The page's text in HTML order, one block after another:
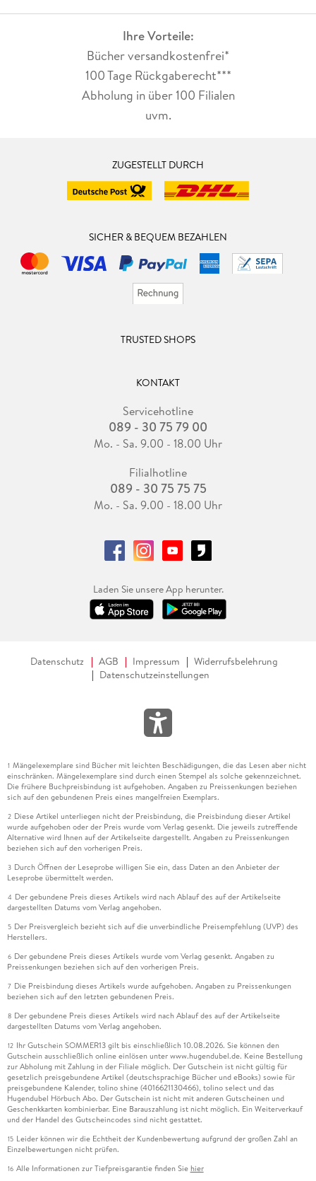
Ihre Vorteile:
Bücher versandkostenfrei*
100 Tage Rückgaberecht***
Abholung in über 100 Filialen
uvm.
ZUGESTELLT DURCH
SICHER & BEQUEM BEZAHLEN
TRUSTED SHOPS
KONTAKT
Servicehotline
089 - 30 75 79 00
Mo. - Sa. 9.00 - 18.00 Uhr
Filialhotline
089 - 30 75 75 75
Mo. - Sa. 9.00 - 18.00 Uhr
Laden Sie unsere App herunter.
Datenschutz AGB Impressum
Widerrufsbelehrung
Datenschutzeinstellungen
1 Mängelexemplare sind Bücher mit leichten Beschädigungen, die das Lesen aber nicht
einschränken. Mängelexemplare sind durch einen Stempel als solche gekennzeichnet.
Die frühere Buchpreisbindung ist aufgehoben. Angaben zu Preissenkungen beziehen
sich auf den gebundenen Preis eines mangelfreien Exemplars.
2 Diese Artikel unterliegen nicht der Preisbindung, die Preisbindung dieser Artikel
wurde aufgehoben oder der Preis wurde vom Verlag gesenkt. Die jeweils zutreffende
Alternative wird Ihnen auf der Artikelseite dargestellt. Angaben zu Preissenkungen
beziehen sich auf den vorherigen Preis.
3 Durch Öffnen der Leseprobe willigen Sie ein, dass Daten an den Anbieter der
Leseprobe übermittelt werden.
4 Der gebundene Preis dieses Artikels wird nach Ablauf des auf der Artikelseite
dargestellten Datums vom Verlag angehoben.
5 Der Preisvergleich bezieht sich auf die unverbindliche Preisempfehlung (UVP) des
Herstellers.
6 Der gebundene Preis dieses Artikels wurde vom Verlag gesenkt. Angaben zu
Preissenkungen beziehen sich auf den vorherigen Preis.
7 Die Preisbindung dieses Artikels wurde aufgehoben. Angaben zu Preissenkungen
beziehen sich auf den letzten gebundenen Preis.
8 Der gebundene Preis dieses Artikels wird nach Ablauf des auf der Artikelseite
dargestellten Datums vom Verlag angehoben.
12 Ihr Gutschein SOMMER13 gilt bis einschließlich 10.08.2026. Sie können den
Gutschein ausschließlich online einlösen unter www.hugendubel.de. Keine Bestellung
zur Abholung mit Zahlung in der Filiale möglich. Der Gutschein ist nicht gültig für
gesetzlich preisgebundene Artikel (deutschsprachige Bücher und eBooks) sowie für
preisgebundene Kalender, tolino shine (4016621130466), tolino select und das
Hugendubel Hörbuch Abo. Der Gutschein ist nicht mit anderen Gutscheinen und
Geschenkkarten kombinierbar. Eine Barauszahlung ist nicht möglich. Ein Weiterverkauf
und der Handel des Gutscheincodes sind nicht gestattet.
15 Leider können wir die Echtheit der Kundenbewertung aufgrund der großen Zahl an
Einzelbewertungen nicht prüfen.
16 Alle Informationen zur Tiefpreisgarantie finden Sie hier